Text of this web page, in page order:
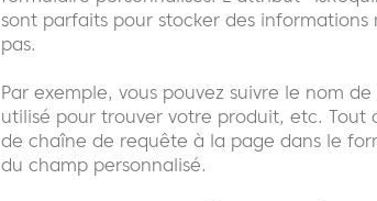
sont parfaits pour stocker des
pas.
Par exemple, vous pouvez suivre le nom
utilisé pour trouver votre produit, etc. Tout
de chaîne de requête à la page dans le
du champ personnalisé.